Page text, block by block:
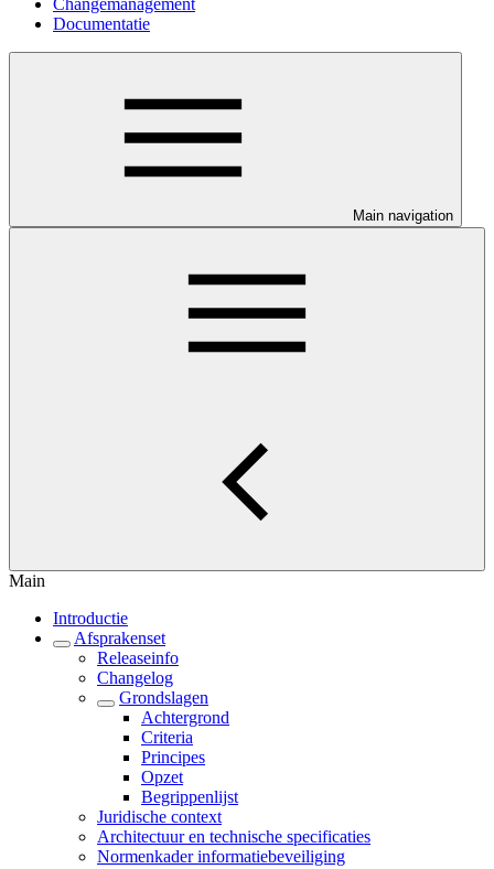
Changemanagement
Documentatie
Main navigation
Main
Introductie
Afsprakenset
Releaseinfo
Changelog
Grondslagen
Achtergrond
Criteria
Principes
Opzet
Begrippenlijst
Juridische context
Architectuur en technische specificaties
Normenkader informatiebeveiliging